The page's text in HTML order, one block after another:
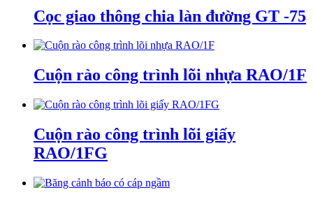
Cọc giao thông chia làn đường GT -75
Cuộn rào công trình lõi nhựa RAO/1F
Cuộn rào công trình lõi giấy
RAO/1FG